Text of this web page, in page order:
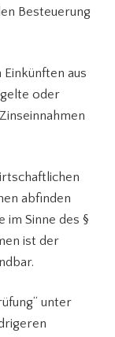
Besteuerung
Einkünften aus
oder
abfinden
im Sinne des §
ist der
unter